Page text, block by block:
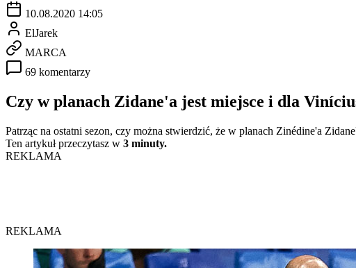
10.08.2020 14:05
ElJarek
MARCA
69 komentarzy
Czy w planach Zidane'a jest miejsce i dla
Patrząc na ostatni sezon, czy można stwierdzić, że w planach Zinédine'a
Ten artykuł przeczytasz w 3 minuty.
REKLAMA
REKLAMA